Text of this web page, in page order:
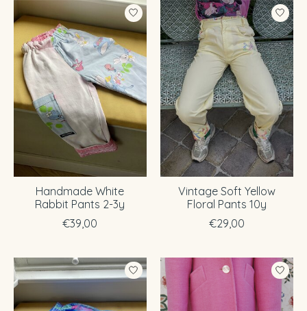
Handmade White
Rabbit Pants 2-3y
€39,00
Vintage Soft Yellow
Floral Pants 10y
€29,00